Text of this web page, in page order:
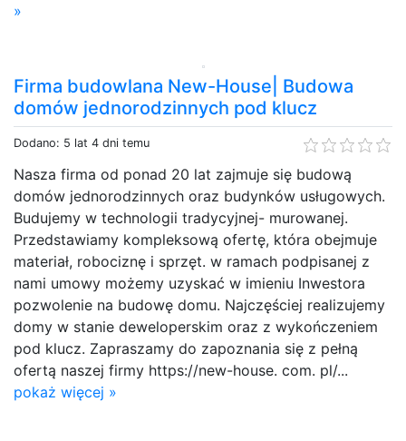
»
Firma budowlana New-House| Budowa
domów jednorodzinnych pod klucz
Dodano: 5 lat 4 dni temu
Nasza firma od ponad 20 lat zajmuje się budową
domów jednorodzinnych oraz budynków usługowych.
Budujemy w technologii tradycyjnej- murowanej.
Przedstawiamy kompleksową ofertę, która obejmuje
materiał, robociznę i sprzęt. w ramach podpisanej z
nami umowy możemy uzyskać w imieniu Inwestora
pozwolenie na budowę domu. Najczęściej realizujemy
domy w stanie deweloperskim oraz z wykończeniem
pod klucz. Zapraszamy do zapoznania się z pełną
ofertą naszej firmy https://new-house. com. pl/...
pokaż więcej »